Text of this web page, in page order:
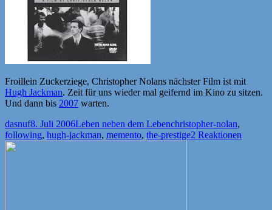
Froillein Zuckerziege, Christopher Nolans nächster Film ist mit
Hugh Jackman. Zeit für uns wieder mal geifernd im Kino zu sitzen.
Und dann bis 2007 warten.
Autor
dasnufVeröffentlicht
am
8. Juli 2006Kategorien
Leben neben dem LebenSchlagwörter
christopher-nolan,
following, hugh-jackman, memento, the-prestige2 Reaktionen